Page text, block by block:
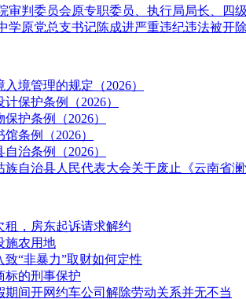
审判委员会原专职委员、执行局局长、四
学原党总支书记陈成进严重违纪违法被开
境管理的规定（2026）
保护条例（2026）
护条例（2026）
条例（2026）
治条例（2026）
自治县人民代表大会关于废止《云南省
租，房东起诉请求解约
施农用地
“非暴力”取财如何定性
标的刑事保护
期间开网约车公司解除劳动关系并无不当